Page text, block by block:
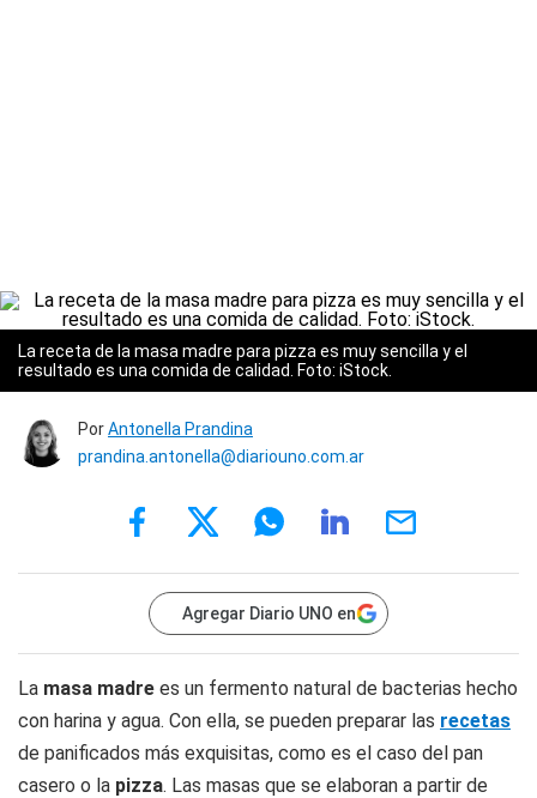
La receta de la masa madre para pizza es muy sencilla y el
resultado es una comida de calidad. Foto: iStock.
PorAntonella Prandina
prandina.antonella@diariouno.com.ar
Agregar Diario UNO en
La masa madre es un fermento natural de bacterias hecho
con harina y agua. Con ella, se pueden preparar las recetas
de panificados más exquisitas, como es el caso del pan
casero o la pizza. Las masas que se elaboran a partir de